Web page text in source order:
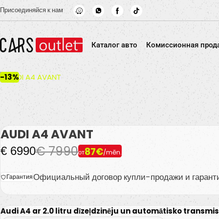
Skip to main content
Присоединяйся к нам
Каталог авто Комиссионная
-13%
AUDI A4 AVANT
от87€/mēn.
€ 7990
€ 6990
ГарантияОфициальный договор купли-продажи и
Audi A4 ar 2.0 litru dīzeļdzinēju un automātisko